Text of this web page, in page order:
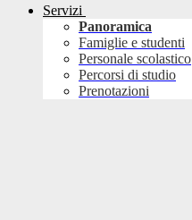
Servizi
Panoramica
Famiglie e studenti
Personale scolastico
Percorsi di studio
Prenotazioni